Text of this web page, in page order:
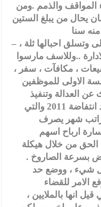
المواقف والذمم .ومن
يحال من يبلغ الستين
– جاءت انتفاضة ” الراي ” الاولى وتسلق احبالها ثلة ،
..وللاسف مارسوا
، مكافآت ، سفر ،
الاولى للموظفين
عن العدالة وتنفيذ
الاتفاقية العمالية الموقعه بعد انتفاضة 2011 والتي
راتب شهر يصرف
ارباح اسهم
الحق من خلال هيكلة
بسرعة الصاروخ .
شيء ، ووضع حد
الامر للقضاء
انها بالملايين ،